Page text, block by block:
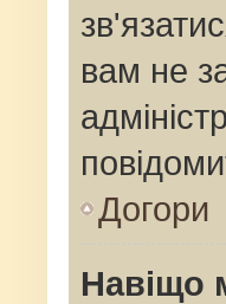
вам не
Догори
Навіщо